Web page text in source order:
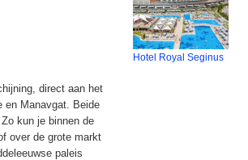
direct aan het
en Manavgat. Beide
kun je binnen de
over de grote markt
paleis
Hotel Royal Seginus